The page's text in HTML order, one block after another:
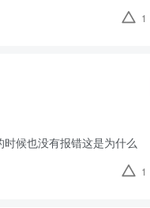
1
候也没有报错这是为什么
1